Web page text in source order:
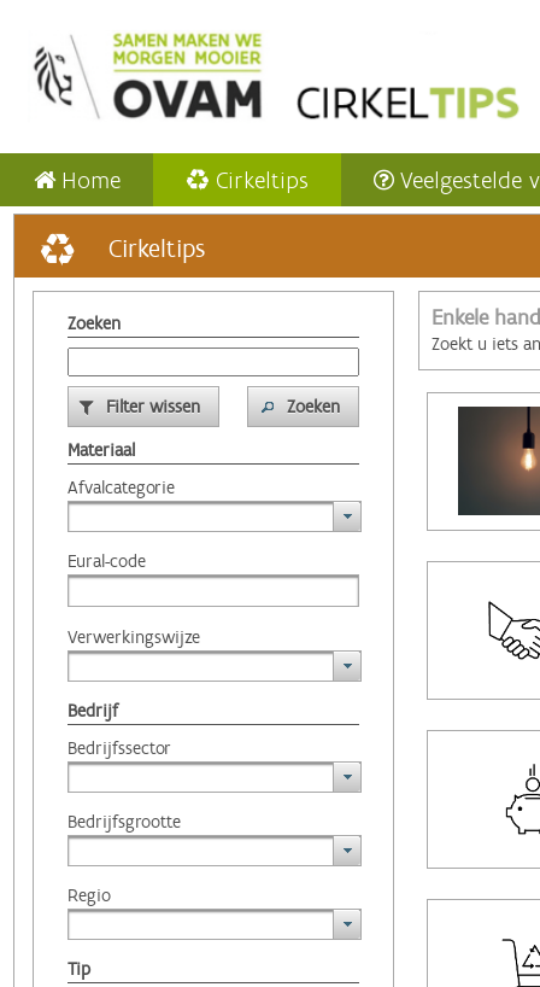
Home Cirkeltips Veelgestelde
Cirkeltips
Zoeken
Filter wissen
Zoeken
Materiaal
Afvalcategorie
Eural-code
Verwerkingswijze
Bedrijf
Bedrijfssector
Bedrijfsgrootte
Regio
Tip
Enkele
Zoekt u iets